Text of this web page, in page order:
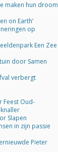
maken hun droom
on Earth’
op
Een Zee
door Samen
verbergt
Feest Oud-
Slapen
in zijn passie
Pieter